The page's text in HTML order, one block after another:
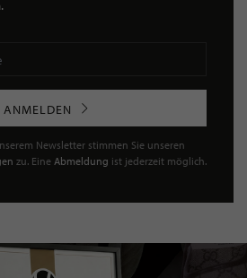
ANMELDEN
Newsletter stimmen Sie unseren
zu. Eine Abmeldung ist jederzeit möglich.